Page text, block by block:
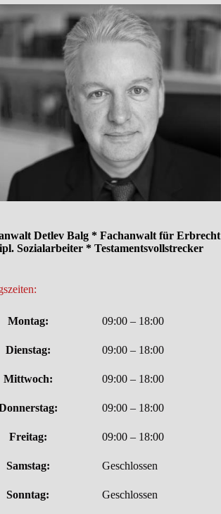
Detlev Balg * Fachanwalt für Erbrecht
Sozialarbeiter * Testamentsvollstrecker
Montag: 09:00 – 18:00
Dienstag: 09:00 – 18:00
Mittwoch: 09:00 – 18:00
09:00 – 18:00
Freitag: 09:00 – 18:00
Samstag: Geschlossen
Sonntag: Geschlossen